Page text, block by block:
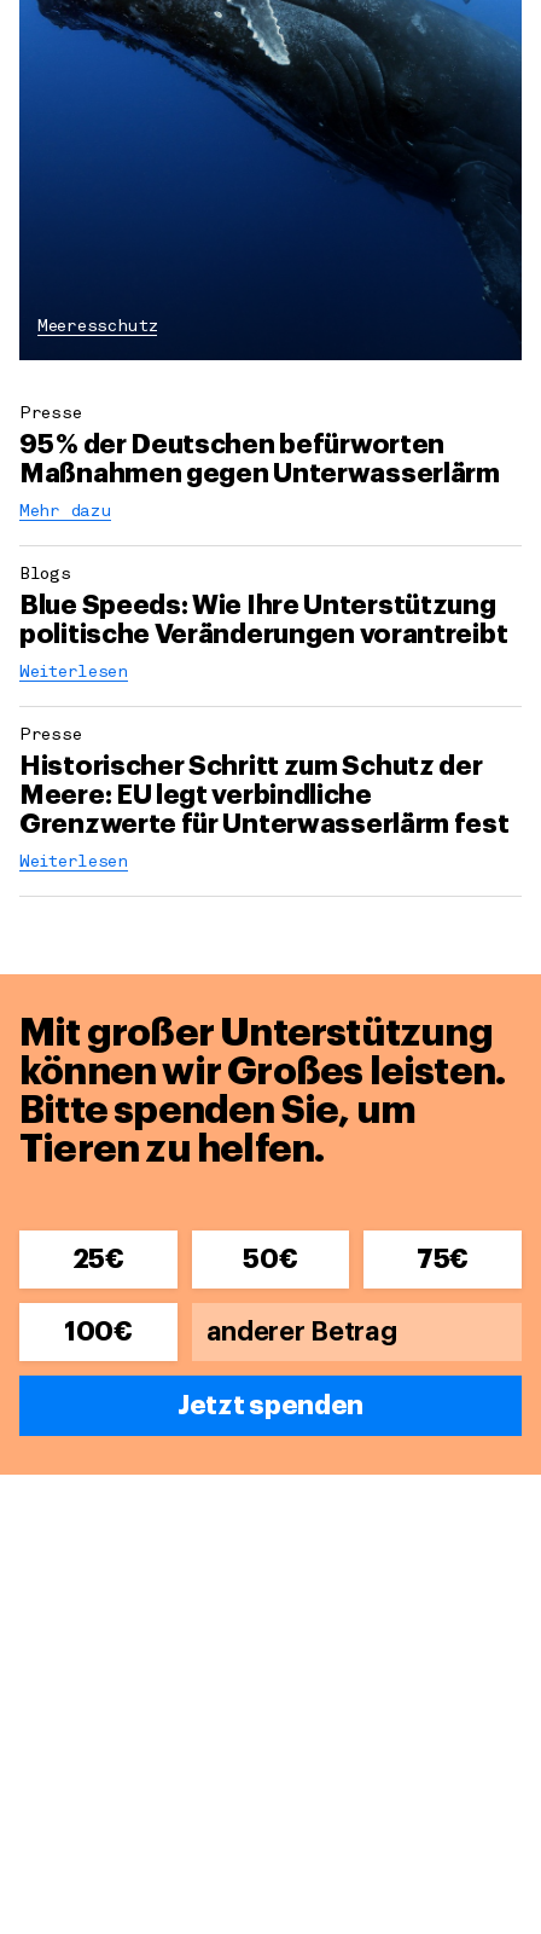
Meeresschutz
Presse
95 % der Deutschen befürworten
Maßnahmen gegen Unterwasserlärm
Mehr dazu
Blogs
Blue Speeds: Wie Ihre Unterstützung
politische Veränderungen vorantreibt
Weiterlesen
Presse
Historischer Schritt zum Schutz der
Meere: EU legt verbindliche
Grenzwerte für Unterwasserlärm fest
Weiterlesen
Mit großer Unterstützung
können wir Großes leisten.
Bitte spenden Sie, um
Tieren zu helfen.
25€ 50€ 75€
100€
Jetzt spenden